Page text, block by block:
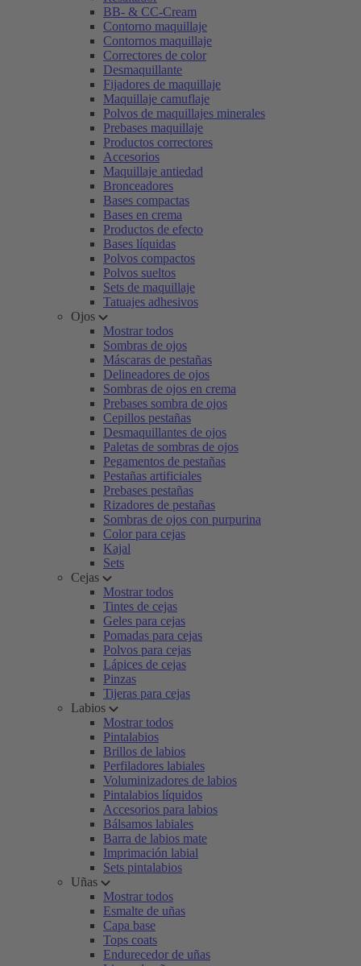
BB- & CC-Cream
Contorno maquillaje
Contornos maquillaje
Correctores de color
Desmaquillante
Fijadores de maquillaje
Maquillaje camuflaje
Polvos de maquillajes minerales
Prebases maquillaje
Productos correctores
Accesorios
Maquillaje antiedad
Bronceadores
Bases compactas
Bases en crema
Productos de efecto
Bases líquidas
Polvos compactos
Polvos sueltos
Sets de maquillaje
Tatuajes adhesivos
Ojos
Mostrar todos
Sombras de ojos
Máscaras de pestañas
Delineadores de ojos
Sombras de ojos en crema
Prebases sombra de ojos
Cepillos pestañas
Desmaquillantes de ojos
Paletas de sombras de ojos
Pegamentos de pestañas
Pestañas artificiales
Prebases pestañas
Rizadores de pestañas
Sombras de ojos con purpurina
Color para cejas
Kajal
Sets
Cejas
Mostrar todos
Tintes de cejas
Geles para cejas
Pomadas para cejas
Polvos para cejas
Lápices de cejas
Pinzas
Tijeras para cejas
Labios
Mostrar todos
Pintalabios
Brillos de labios
Perfiladores labiales
Voluminizadores de labios
Pintalabios líquidos
Accesorios para labios
Bálsamos labiales
Barra de labios mate
Imprimación labial
Sets pintalabios
Uñas
Mostrar todos
Esmalte de uñas
Capa base
Tops coats
Endurecedor de uñas